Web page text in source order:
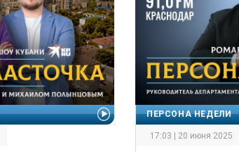
ПЕРСОНА НЕДЕЛИ
17:03 | 20 июня 2025